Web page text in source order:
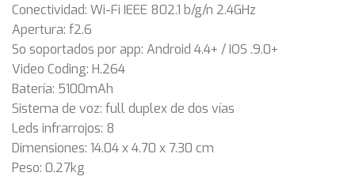
Conectividad: Wi-Fi IEEE 802.1 b/g/n 2.4GHz
Apertura: f2.6
So soportados por app: Android 4.4+ / IOS .9.0+
Video Coding: H.264
Batería: 5100mAh
Sistema de voz: full duplex de dos vías
Leds infrarrojos: 8
Dimensiones: 14.04 x 4.70 x 7.30 cm
Peso: 0.27kg